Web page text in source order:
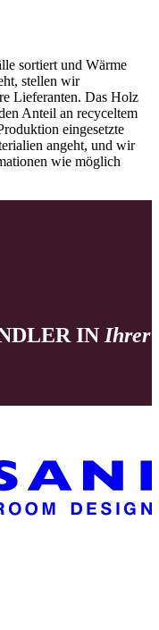
sortiert und Wärme
stellen wir
Lieferanten. Das Holz
Anteil an recyceltem
eingesetzte
angeht, und wir
wie möglich
IN Ihrer